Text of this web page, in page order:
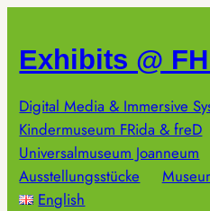
springen
Exhibits @
Digital Media & Immersive
Kindermuseum FRida & freD
Universalmuseum Joanneum
Ausstellungsstücke
English